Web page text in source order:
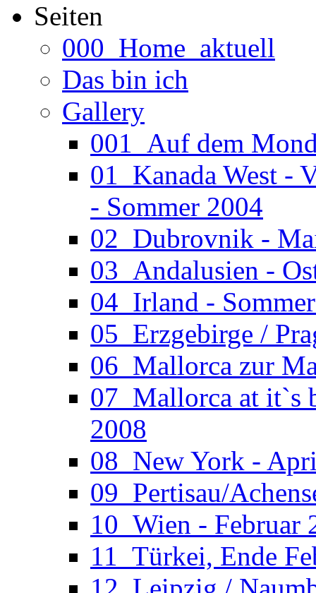
Seiten
000_Home_aktuell
Das bin ich
Gallery
001_Auf dem
01_Kanada West -
- Sommer 2004
02_Dubrovnik -
03_Andalusien -
04_Irland -
05_Erzgebirge /
06_Mallorca zur
07_Mallorca at it`s
2008
08_New York -
09_Pertisau/
10_Wien - Februar
11_Türkei, Ende